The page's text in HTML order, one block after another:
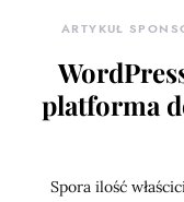
ARTYKUŁ
platforma
Spora ilość